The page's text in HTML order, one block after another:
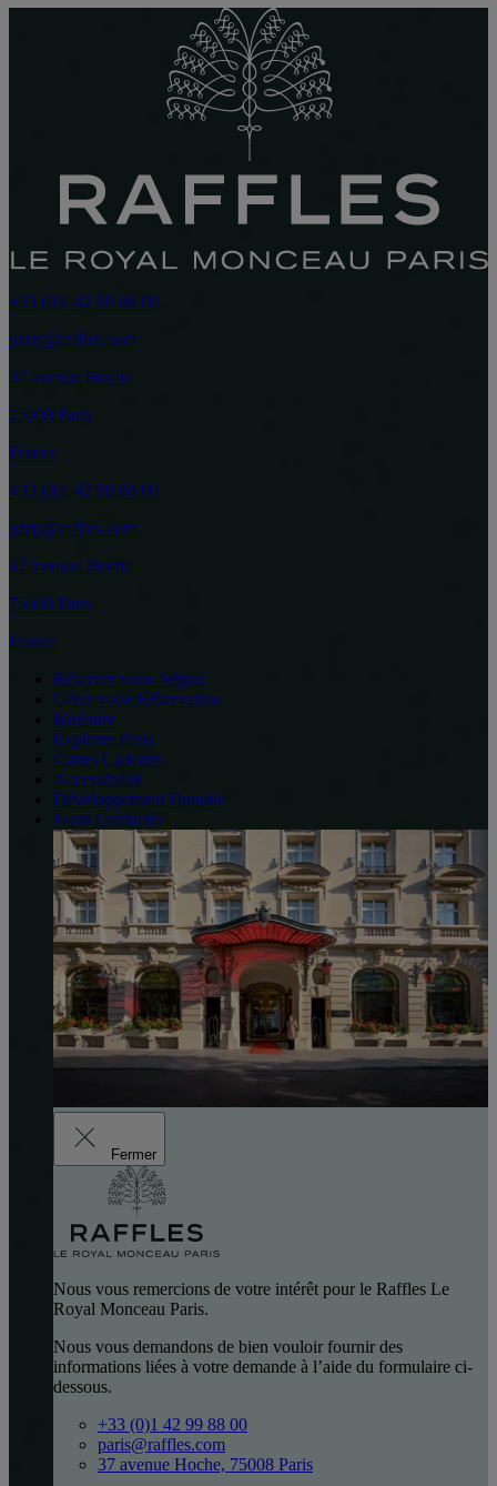
+33 (0)1 42 99 88 00
paris@raffles.com
37 avenue Hoche
75008 Paris
France
+33 (0)1 42 99 88 00
paris@raffles.com
37 avenue Hoche
75008 Paris
France
Réserver votre Séjour
Gérer votre Réservation
Itinéraire
Explorer Paris
Cartes Cadeaux
Accessibilité
Développement Durable
Nous Contacter
Fermer
Nous vous remercions de votre intérêt pour le Raffles Le
Royal Monceau Paris.
Nous vous demandons de bien vouloir fournir des
informations liées à votre demande à l’aide du formulaire ci-
dessous.
+33 (0)1 42 99 88 00
paris@raffles.com
37 avenue Hoche, 75008 Paris